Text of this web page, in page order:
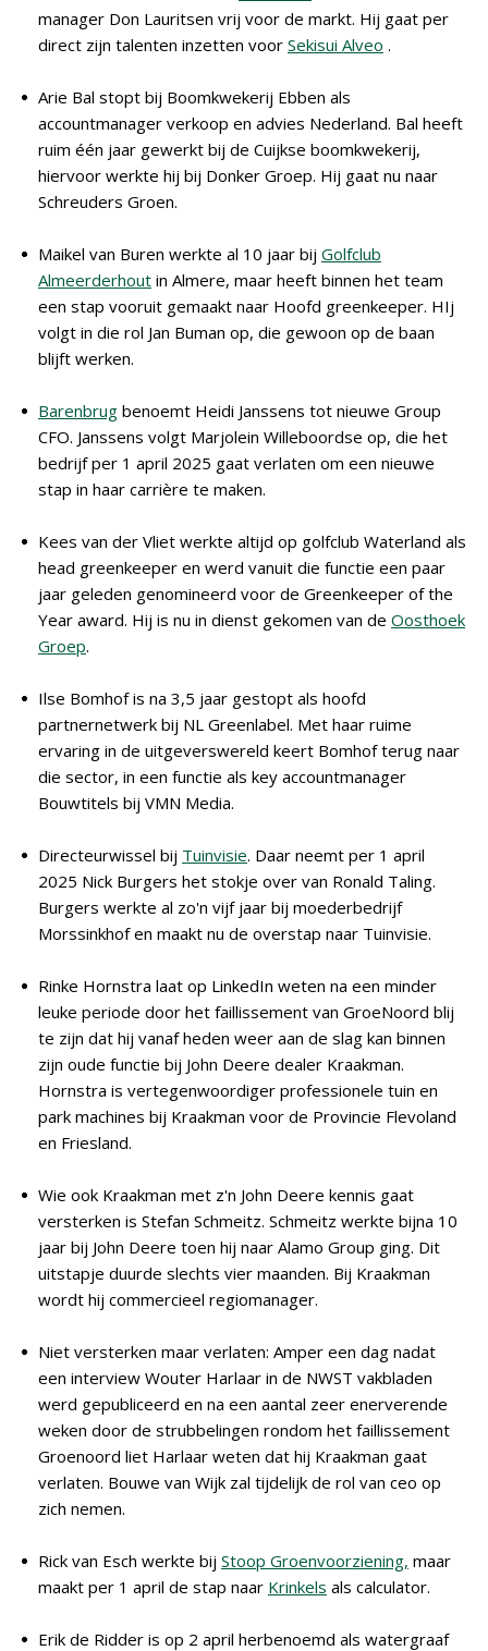
manager Don Lauritsen vrij voor de markt. Hij gaat per
direct zijn talenten inzetten voor Sekisui Alveo .
Arie Bal stopt bij Boomkwekerij Ebben als
accountmanager verkoop en advies Nederland. Bal heeft
ruim één jaar gewerkt bij de Cuijkse boomkwekerij,
hiervoor werkte hij bij Donker Groep. Hij gaat nu naar
Schreuders Groen.
Maikel van Buren werkte al 10 jaar bij Golfclub
Almeerderhout in Almere, maar heeft binnen het team
een stap vooruit gemaakt naar Hoofd greenkeeper. HIj
volgt in die rol Jan Buman op, die gewoon op de baan
blijft werken.
Barenbrug benoemt Heidi Janssens tot nieuwe Group
CFO. Janssens volgt Marjolein Willeboordse op, die het
bedrijf per 1 april 2025 gaat verlaten om een nieuwe
stap in haar carrière te maken.
Kees van der Vliet werkte altijd op golfclub Waterland als
head greenkeeper en werd vanuit die functie een paar
jaar geleden genomineerd voor de Greenkeeper of the
Year award. Hij is nu in dienst gekomen van de Oosthoek
Groep.
Ilse Bomhof is na 3,5 jaar gestopt als hoofd
partnernetwerk bij NL Greenlabel. Met haar ruime
ervaring in de uitgeverswereld keert Bomhof terug naar
die sector, in een functie als key accountmanager
Bouwtitels bij VMN Media.
Directeurwissel bij Tuinvisie. Daar neemt per 1 april
2025 Nick Burgers het stokje over van Ronald Taling.
Burgers werkte al zo'n vijf jaar bij moederbedrijf
Morssinkhof en maakt nu de overstap naar Tuinvisie.
Rinke Hornstra laat op LinkedIn weten na een minder
leuke periode door het faillissement van GroeNoord blij
te zijn dat hij vanaf heden weer aan de slag kan binnen
zijn oude functie bij John Deere dealer Kraakman.
Hornstra is vertegenwoordiger professionele tuin en
park machines bij Kraakman voor de Provincie Flevoland
en Friesland.
Wie ook Kraakman met z'n John Deere kennis gaat
versterken is Stefan Schmeitz. Schmeitz werkte bijna 10
jaar bij John Deere toen hij naar Alamo Group ging. Dit
uitstapje duurde slechts vier maanden. Bij Kraakman
wordt hij commercieel regiomanager.
Niet versterken maar verlaten: Amper een dag nadat
een interview Wouter Harlaar in de NWST vakbladen
werd gepubliceerd en na een aantal zeer enerverende
weken door de strubbelingen rondom het faillissement
Groenoord liet Harlaar weten dat hij Kraakman gaat
verlaten. Bouwe van Wijk zal tijdelijk de rol van ceo op
zich nemen.
Rick van Esch werkte bij Stoop Groenvoorziening, maar
maakt per 1 april de stap naar Krinkels als calculator.
Erik de Ridder is op 2 april herbenoemd als watergraaf